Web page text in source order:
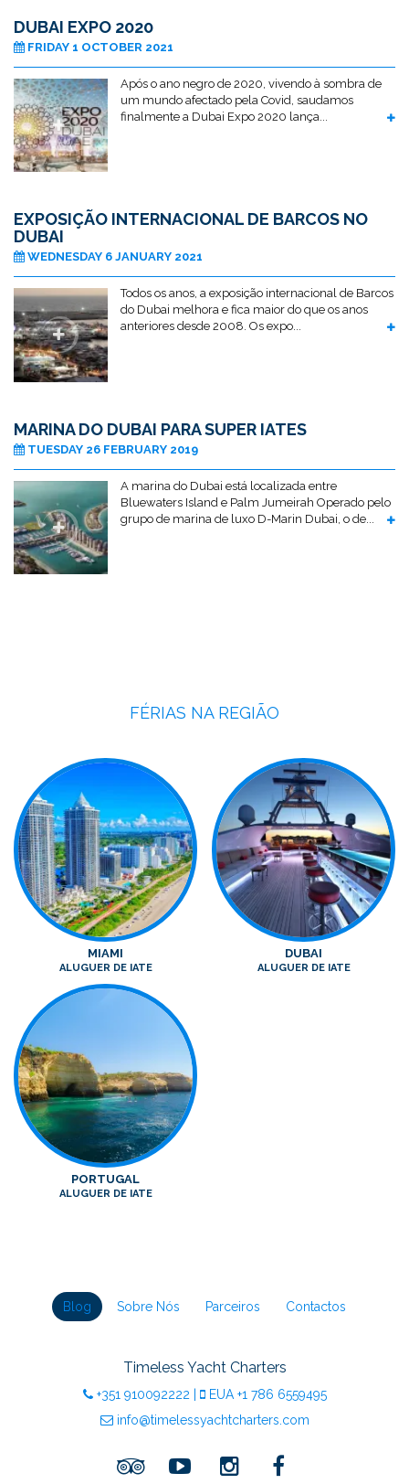
DUBAI EXPO 2020
FRIDAY 1 OCTOBER 2021
Após o ano negro de 2020, vivendo à sombra de
um mundo afectado pela Covid, saudamos
finalmente a Dubai Expo 2020 lança...
EXPOSIÇÃO INTERNACIONAL DE BARCOS NO
DUBAI
WEDNESDAY 6 JANUARY 2021
Todos os anos, a exposição internacional de Barcos
do Dubai melhora e fica maior do que os anos
anteriores desde 2008. Os expo...
MARINA DO DUBAI PARA SUPER IATES
TUESDAY 26 FEBRUARY 2019
A marina do Dubai está localizada entre
Bluewaters Island e Palm Jumeirah Operado pelo
grupo de marina de luxo D-Marin Dubai, o de...
FÉRIAS NA REGIÃO
MIAMI
ALUGUER DE IATE
DUBAI
ALUGUER DE IATE
PORTUGAL
ALUGUER DE IATE
Blog Sobre Nós Parceiros Contactos
Timeless Yacht Charters
+351 910092222 EUA+1 786 6559495
info@timelessyachtcharters.com